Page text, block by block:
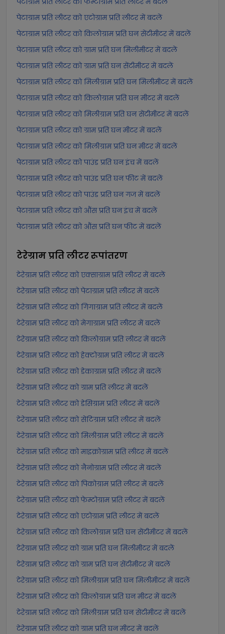
पेटाग्राम प्रति लीटर को एटोग्राम प्रति लीटर में बदलें
पेटाग्राम प्रति लीटर को किलोग्राम प्रति घन सेंटीमीटर में बदलें
पेटाग्राम प्रति लीटर को ग्राम प्रति घन मिलीमीटर में बदलें
पेटाग्राम प्रति लीटर को ग्राम प्रति घन सेंटीमीटर में बदलें
पेटाग्राम प्रति लीटर को मिलीग्राम प्रति घन मिलीमीटर में बदलें
पेटाग्राम प्रति लीटर को किलोग्राम प्रति घन मीटर में बदलें
पेटाग्राम प्रति लीटर को मिलीग्राम प्रति घन सेंटीमीटर में बदलें
पेटाग्राम प्रति लीटर को ग्राम प्रति घन मीटर में बदलें
पेटाग्राम प्रति लीटर को मिलीग्राम प्रति घन मीटर में बदलें
पेटाग्राम प्रति लीटर को पाउंड प्रति घन इंच में बदलें
पेटाग्राम प्रति लीटर को पाउंड प्रति घन फीट में बदलें
पेटाग्राम प्रति लीटर को पाउंड प्रति घन गज में बदलें
पेटाग्राम प्रति लीटर को औंस प्रति घन इंच में बदलें
पेटाग्राम प्रति लीटर को औंस प्रति घन फीट में बदलें
टेरेग्राम प्रति लीटररूपांतरण
टेरेग्राम प्रति लीटर को एक्साग्राम प्रति लीटर में बदलें
टेरेग्राम प्रति लीटर को पेटाग्राम प्रति लीटर में बदलें
टेरेग्राम प्रति लीटर को गिगाग्राम प्रति लीटर में बदलें
टेरेग्राम प्रति लीटर को मेगाग्राम प्रति लीटर में बदलें
टेरेग्राम प्रति लीटर को किलोग्राम प्रति लीटर में बदलें
टेरेग्राम प्रति लीटर को हेक्टोग्राम प्रति लीटर में बदलें
टेरेग्राम प्रति लीटर को डेकाग्राम प्रति लीटर में बदलें
टेरेग्राम प्रति लीटर को ग्राम प्रति लीटर में बदलें
टेरेग्राम प्रति लीटर को डेसिग्राम प्रति लीटर में बदलें
टेरेग्राम प्रति लीटर को सेंटिग्राम प्रति लीटर में बदलें
टेरेग्राम प्रति लीटर को मिलीग्राम प्रति लीटर में बदलें
टेरेग्राम प्रति लीटर को माइक्रोग्राम प्रति लीटर में बदलें
टेरेग्राम प्रति लीटर को नैनोग्राम प्रति लीटर में बदलें
टेरेग्राम प्रति लीटर को पिकोग्राम प्रति लीटर में बदलें
टेरेग्राम प्रति लीटर को फेम्टोग्राम प्रति लीटर में बदलें
टेरेग्राम प्रति लीटर को एटोग्राम प्रति लीटर में बदलें
टेरेग्राम प्रति लीटर को किलोग्राम प्रति घन सेंटीमीटर में बदलें
टेरेग्राम प्रति लीटर को ग्राम प्रति घन मिलीमीटर में बदलें
टेरेग्राम प्रति लीटर को ग्राम प्रति घन सेंटीमीटर में बदलें
टेरेग्राम प्रति लीटर को मिलीग्राम प्रति घन मिलीमीटर में बदलें
टेरेग्राम प्रति लीटर को किलोग्राम प्रति घन मीटर में बदलें
टेरेग्राम प्रति लीटर को मिलीग्राम प्रति घन सेंटीमीटर में बदलें
टेरेग्राम प्रति लीटर को ग्राम प्रति घन मीटर में बदलें